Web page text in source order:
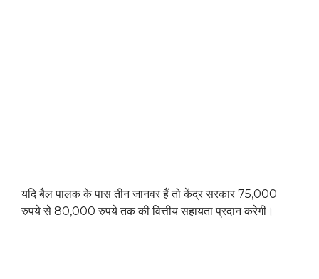
यदि बैल पालक के पास तीन जानवर हैं तो केंद्र सरकार 75,000
रुपये से 80,000 रुपये तक की वित्तीय सहायता प्रदान करेगी।